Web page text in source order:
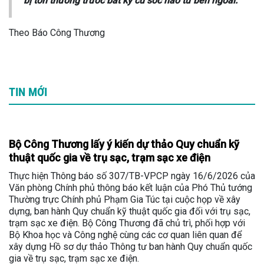
Theo Báo Công Thương
TIN MỚI
Bộ Công Thương lấy ý kiến dự thảo Quy chuẩn kỹ
thuật quốc gia về trụ sạc, trạm sạc xe điện
Thực hiện Thông báo số 307/TB-VPCP ngày 16/6/2026 của
Văn phòng Chính phủ thông báo kết luận của Phó Thủ tướng
Thường trực Chính phủ Phạm Gia Túc tại cuộc họp về xây
dựng, ban hành Quy chuẩn kỹ thuật quốc gia đối với trụ sạc,
trạm sạc xe điện. Bộ Công Thương đã chủ trì, phối hợp với
Bộ Khoa học và Công nghệ cùng các cơ quan liên quan để
xây dựng Hồ sơ dự thảo Thông tư ban hành Quy chuẩn quốc
gia về trụ sạc, trạm sạc xe điện.